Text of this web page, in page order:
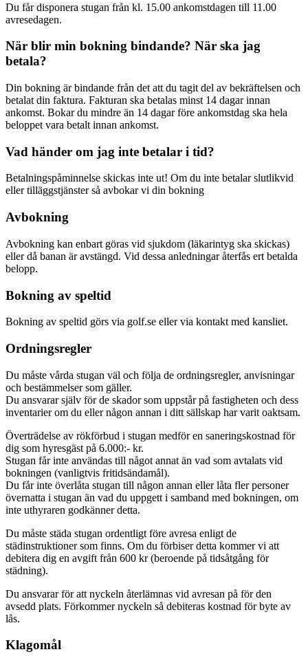
Du får disponera stugan från kl. 15.00 ankomstdagen till 11.00
avresedagen.
När blir min bokning bindande? När ska jag
betala?
Din bokning är bindande från det att du tagit del av bekräftelsen och
betalat din faktura. Fakturan ska betalas minst 14 dagar innan
ankomst. Bokar du mindre än 14 dagar före ankomstdag ska hela
beloppet vara betalt innan ankomst.
Vad händer om jag inte betalar i tid?
Betalningspåminnelse skickas inte ut! Om du inte betalar slutlikvid
eller tilläggstjänster så avbokar vi din bokning
Avbokning
Avbokning kan enbart göras vid sjukdom (läkarintyg ska skickas)
eller då banan är avstängd. Vid dessa anledningar återfås ert betalda
belopp.
Bokning av speltid
Bokning av speltid görs via golf.se eller via kontakt med kansliet.
Ordningsregler
Du måste vårda stugan väl och följa de ordningsregler, anvisningar
och bestämmelser som gäller.
Du ansvarar själv för de skador som uppstår på fastigheten och dess
inventarier om du eller någon annan i ditt sällskap har varit oaktsam.
Överträdelse av rökförbud i stugan medför en saneringskostnad för
dig som hyresgäst på 6.000:- kr.
Stugan får inte användas till något annat än vad som avtalats vid
bokningen (vanligtvis fritidsändamål).
Du får inte överlåta stugan till någon annan eller låta fler personer
övernatta i stugan än vad du uppgett i samband med bokningen, om
inte uthyraren godkänner detta.
Du måste städa stugan ordentligt före avresa enligt de
städinstruktioner som finns. Om du förbiser detta kommer vi att
debitera dig en avgift från 600 kr (beroende på tidsåtgång för
städning).
Du ansvarar för att nyckeln återlämnas vid avresan på för den
avsedd plats. Förkommer nyckeln så debiteras kostnad för byte av
lås.
Klagomål